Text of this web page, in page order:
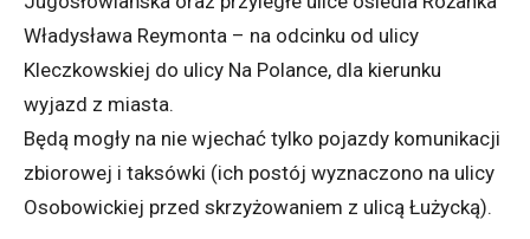
Władysława Reymonta – na odcinku od ulicy
Kleczkowskiej do ulicy Na Polance, dla kierunku
wyjazd z miasta.
Będą mogły na nie wjechać tylko pojazdy komunikacji
zbiorowej i taksówki (ich postój wyznaczono na ulicy
Osobowickiej przed skrzyżowaniem z ulicą Łużycką).